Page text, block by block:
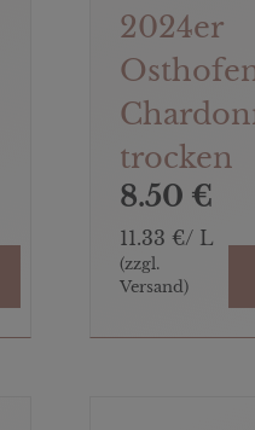
2024er
trocken
8.50 €
11.33 €/ L
(zzgl.
Versand)